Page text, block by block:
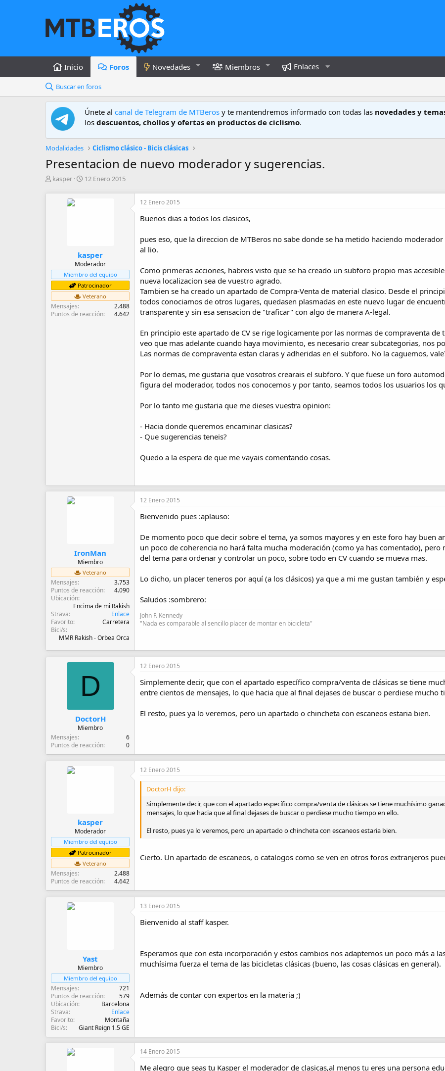
Inicio Foros Novedades Miembros Enlaces
Buscar en foros
Únete al canal de Telegram de MTBeros y te mantendremos informado con todas las novedades y
los descuentos, chollos y ofertas en productos de ciclismo.
Modalidades Ciclismo clásico - Bicis clásicas
Presentacion de nuevo moderador y sugerencias.
A
kasper
F
i
c
i
o
12 Enero 2015
kasper
Moderador
Miembro del equipo
Patrocinador
Veterano
Mensajes
2.488
Puntos de reacción
4.642
12 Enero 2015
Buenos dias a todos los clasicos,
pues eso, que la direccion de MTBeros no sabe donde se ha metido haciendo
al lio.
Como primeras acciones, habreis visto que se ha creado un subforo propio mas
nueva localizacion sea de vuestro agrado.
Tambien se ha creado un apartado de Compra-Venta de material clasico. Desde el
todos conociamos de otros lugares, quedasen plasmadas en este nuevo lugar de
transparente y sin esa sensacion de "traficar" con algo de manera A-legal.
En principio este apartado de CV se rige logicamente por las normas de compraventa
veo que mas adelante cuando haya movimiento, es necesario crear subcategorias, nos
Las normas de compraventa estan claras y adheridas en el subforo. No la caguemos,
Por lo demas, me gustaria que vosotros crearais el subforo. Y que fuese un foro
figura del moderador, todos nos conocemos y por tanto, seamos todos los usuarios los
Por lo tanto me gustaria que me dieses vuestra opinion:
- Hacia donde queremos encaminar clasicas?
- Que sugerencias teneis?
Quedo a la espera de que me vayais comentando cosas.
IronMan
Miembro
Veterano
Mensajes
3.753
Puntos de reacción
4.090
Ubicación
Encima de mi Rakish
Strava
Enlace
Favorito
Carretera
Bici/s
MMR Rakish - Orbea Orca
12 Enero 2015
Bienvenido pues :aplauso:
De momento poco que decir sobre el tema, ya somos mayores y en este foro hay buen
un poco de coherencia no hará falta mucha moderación (como ya has comentado),
del tema para ordenar y controlar un poco, sobre todo en CV cuando se mueva mas.
Lo dicho, un placer teneros por aquí (a los clásicos) ya que a mi me gustan también y
Saludos :sombrero:
John F. Kennedy
"Nada es comparable al sencillo placer de montar en bicicleta"
D
DoctorH
Miembro
Mensajes
6
Puntos de reacción
0
12 Enero 2015
Simplemente decir, que con el apartado específico compra/venta de clásicas se tiene
entre cientos de mensajes, lo que hacia que al final dejases de buscar o perdiese mucho
El resto, pues ya lo veremos, pero un apartado o chincheta con escaneos estaria bien.
kasper
Moderador
Miembro del equipo
Patrocinador
Veterano
Mensajes
2.488
Puntos de reacción
4.642
12 Enero 2015
DoctorH dijo:
Simplemente decir, que con el apartado específico compra/venta de clásicas se tiene muchísimo
mensajes, lo que hacia que al final dejases de buscar o perdiese mucho tiempo en ello.
El resto, pues ya lo veremos, pero un apartado o chincheta con escaneos estaria bien.
Cierto. Un apartado de escaneos, o catalogos como se ven en otros foros extranjeros
Yast
Miembro
Miembro del equipo
Mensajes
721
Puntos de reacción
579
Ubicación
Barcelona
Strava
Enlace
Favorito
Montaña
Bici/s
Giant Reign 1.5 GE
13 Enero 2015
Bienvenido al staff kasper.
Esperamos que con esta incorporación y estos cambios nos adaptemos un poco más a
muchísima fuerza el tema de las bicicletas clásicas (bueno, las cosas clásicas en general).
Además de contar con expertos en la materia ;)
14 Enero 2015
Me alegro que seas tu Kasper el moderador de clasicas,al menos tu eres una persona